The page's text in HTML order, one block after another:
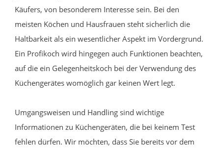
Käufers, von besonderem Interesse sein. Bei den
meisten Köchen und Hausfrauen steht sicherlich die
Haltbarkeit als ein wesentlicher Aspekt im Vordergrund.
Ein Profikoch wird hingegen auch Funktionen beachten,
auf die ein Gelegenheitskoch bei der Verwendung des
Küchengerätes womöglich gar keinen Wert legt.
Umgangsweisen und Handling sind wichtige
Informationen zu Küchengeräten, die bei keinem Test
fehlen dürfen. Wir möchten, dass Sie bereits vor dem